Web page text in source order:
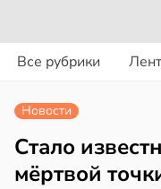
Все рубрики
Новости
Стало
мёртвой